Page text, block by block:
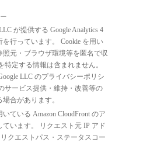
が提供する Google Analytics 4
行っています。 Cookie を用い
元・ブラウザ環境等を匿名で収
特定する情報は含まれません。
LLC のプライバシーポリシ
サービス提供・維持・改善等の
合があります。
ている Amazon CloudFront のア
ています。 リクエスト元 IP アド
リクエストパス・ステータスコー